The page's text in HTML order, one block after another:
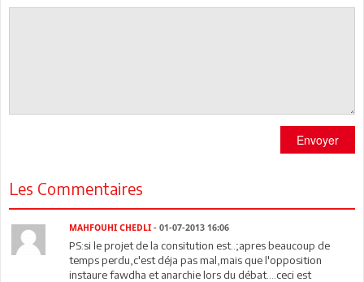
Envoyer
Les Commentaires
MAHFOUHI CHEDLI - 01-07-2013 16:06
PS:si le projet de la consitution est..;apres beaucoup de
temps perdu,c'est déja pas mal,mais que l'opposition
instaure fawdha et anarchie lors du débat....ceci est